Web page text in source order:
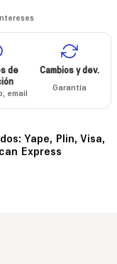
de
email
Cambios y dev.
Garantía